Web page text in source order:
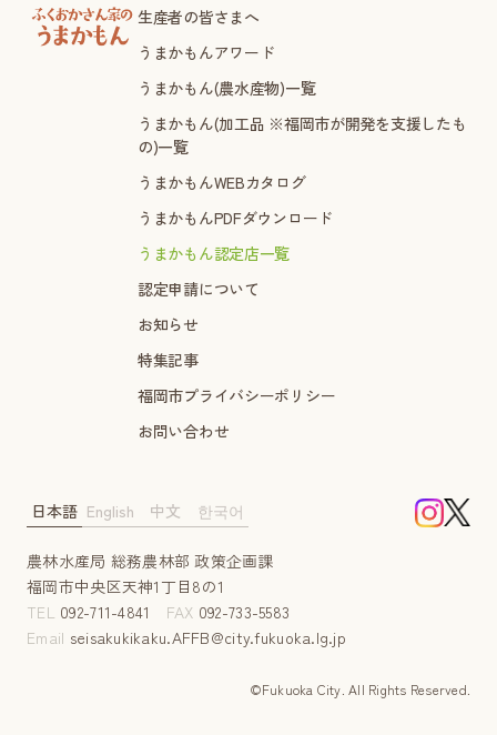
生産者の皆さまへ
うまかもんアワード
うまかもん(農水産物)一覧
うまかもん(加工品 ※福岡市が開発を支援したも
の)一覧
うまかもんWEBカタログ
うまかもんPDFダウンロード
うまかもん認定店一覧
認定申請について
お知らせ
特集記事
福岡市プライバシーポリシー
お問い合わせ
農林水産局 総務農林部 政策企画課
福岡市中央区天神1丁目8の1
TEL 092-711-4841 FAX 092-733-5583
Email seisakukikaku.AFFB@city.fukuoka.lg.jp
©Fukuoka City. AII Rights Reserved.
日本語 English 中文 한국어